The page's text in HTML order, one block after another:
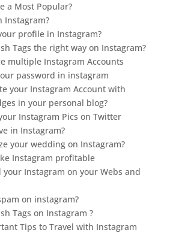
a Most Popular?
Instagram?
profile in Instagram?
Tags the right way on Instagram?
multiple Instagram Accounts
password in instagram
your Instagram Account with
in your personal blog?
Instagram Pics on Twitter
in Instagram?
your wedding on Instagram?
Instagram profitable
your Instagram on your Webs and
on instagram?
Tags on Instagram ?
Tips to Travel with Instagram